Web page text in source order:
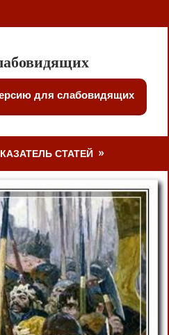
для слабовидящих
СТАТЕЙ